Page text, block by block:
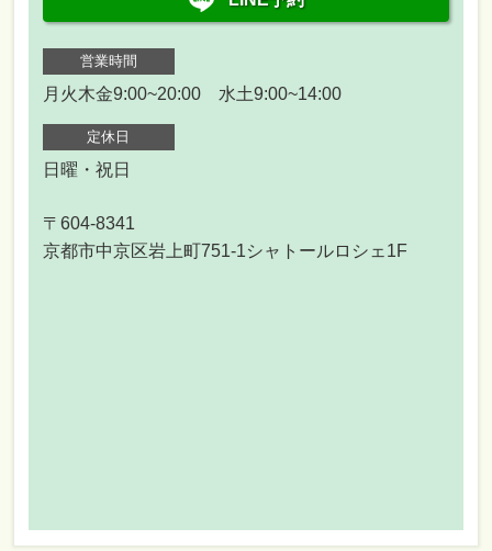
営業時間
月火木金9:00~20:00 水土9:00~14:00
定休日
日曜・祝日
〒604-8341
京都市中京区岩上町751-1シャトールロシェ1F